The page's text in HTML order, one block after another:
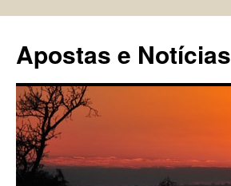
conteúdo
Apostas e Notícias